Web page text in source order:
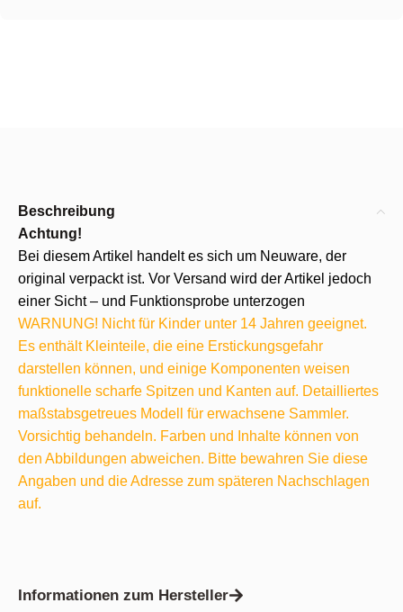
Beschreibung
Achtung!
Bei diesem Artikel handelt es sich um Neuware, der
original verpackt ist. Vor Versand wird der Artikel jedoch
einer Sicht – und Funktionsprobe unterzogen
WARNUNG! Nicht für Kinder unter 14 Jahren geeignet.
Es enthält Kleinteile, die eine Erstickungsgefahr
darstellen können, und einige Komponenten weisen
funktionelle scharfe Spitzen und Kanten auf. Detailliertes
maßstabsgetreues Modell für erwachsene Sammler.
Vorsichtig behandeln. Farben und Inhalte können von
den Abbildungen abweichen. Bitte bewahren Sie diese
Angaben und die Adresse zum späteren Nachschlagen
auf.
Informationen zum Hersteller